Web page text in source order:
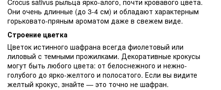
Они очень длинные (до 3-4 см) и обладают характерным
горьковато-пряным ароматом даже в свежем виде.
Строение цветка
Цветок истинного шафрана всегда фиолетовый или
лиловый с темными прожилками. Декоративные крокусы
могут быть любого цвета: от белоснежного и нежно-
голубого до ярко-желтого и полосатого. Если вы видите
желтый крокус, знайте — это точно не шафран.